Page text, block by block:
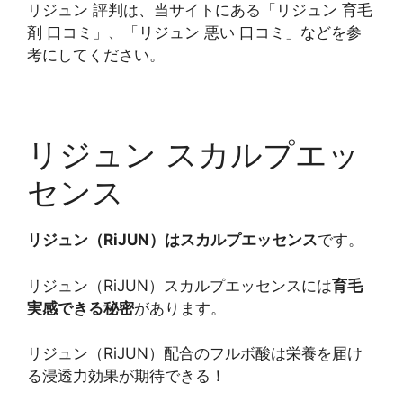
リジュン 評判は、当サイトにある「リジュン 育毛
剤 口コミ」、「リジュン 悪い 口コミ」などを参
考にしてください。
リジュン スカルプエッ
センス
リジュン（RiJUN）はスカルプエッセンスです。
リジュン（RiJUN）スカルプエッセンスには育毛
実感できる秘密があります。
リジュン（RiJUN）配合のフルボ酸は栄養を届け
る浸透力効果が期待できる！